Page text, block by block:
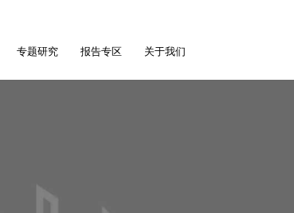
专题研究 报告专区 关于我们